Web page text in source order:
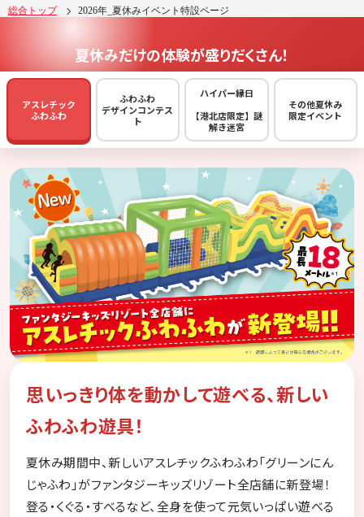
総合トップ 2026年_夏休みイベント特設ページ
夏休みだけの体験が盛りだくさん！
アスレチック
ふわふわ
ふわふわ
デザインコンテス
ト
ハイパー縁日
【港北店限定】謎
解き迷宮
その他夏休み
限定イベント
思いっきり体を動かして遊べる、新しい
ふわふわ遊具！
夏休み期間中、新しいアスレチックふわふわ「グリーンにん
じゃふわ」がファンタジーキッズリゾート全店舗に新登場！
登る・くぐる・すべるなど、全身を使って元気いっぱい遊べる